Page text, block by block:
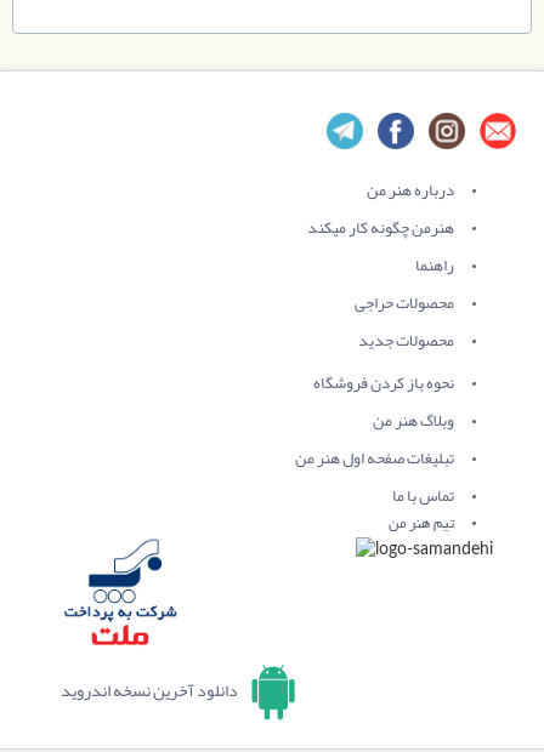
درباره هنر من
هنرمن چگونه کار میکند
راهنما
محصولات حراجی
محصولات جدید
نحوه باز کردن فروشگاه
وبلاگ هنر من
تبلیغات صفحه اول هنر من
تماس با ما
تیم هنر من
دانلود آخرین نسخه اندروید